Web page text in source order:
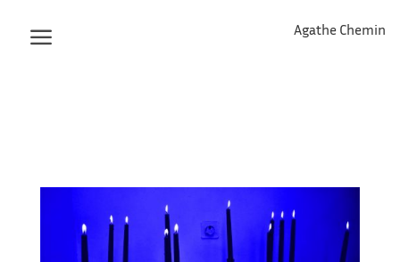
Agathe Chemin